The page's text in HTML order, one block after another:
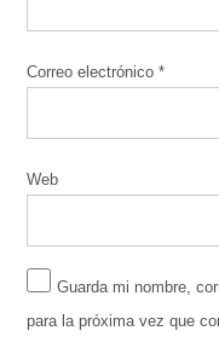
Correo electrónico*
Web
Guarda mi nombre,
para la próxima vez que